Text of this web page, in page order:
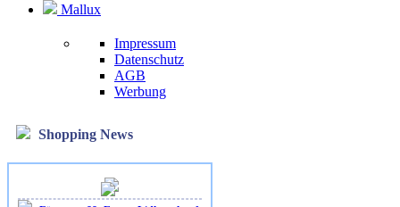
Mallux
Impressum
Datenschutz
AGB
Werbung
Shopping News